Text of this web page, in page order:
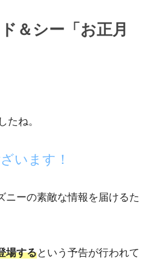
＆シー「お正月
たね。
います！
ニーの素敵な情報を届けるた
場するという予告が行われて